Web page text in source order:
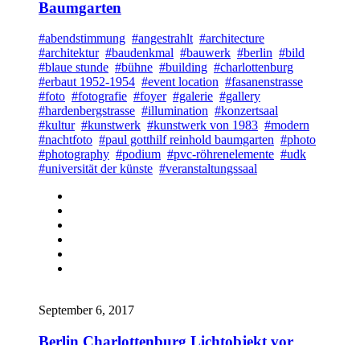
Baumgarten
#abendstimmung #angestrahlt #architecture
#architektur #baudenkmal #bauwerk #berlin #bild
#blaue stunde #bühne #building #charlottenburg
#erbaut 1952-1954 #event location #fasanenstrasse
#foto #fotografie #foyer #galerie #gallery
#hardenbergstrasse #illumination #konzertsaal
#kultur #kunstwerk #kunstwerk von 1983 #modern
#nachtfoto #paul gotthilf reinhold baumgarten #photo
#photography #podium #pvc-röhrenelemente #udk
#universität der künste #veranstaltungssaal
September 6, 2017
Berlin Charlottenburg Lichtobjekt vor